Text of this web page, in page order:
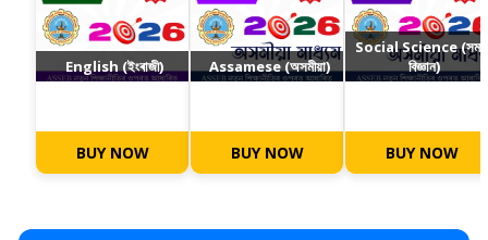
English (ইংৰাজী)
BUY NOW
Assamese (অসমীয়া)
BUY NOW
Social Science
বিজ্ঞান)
BUY NOW